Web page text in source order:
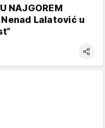
NAJGOREM
Nenad Lalatović u